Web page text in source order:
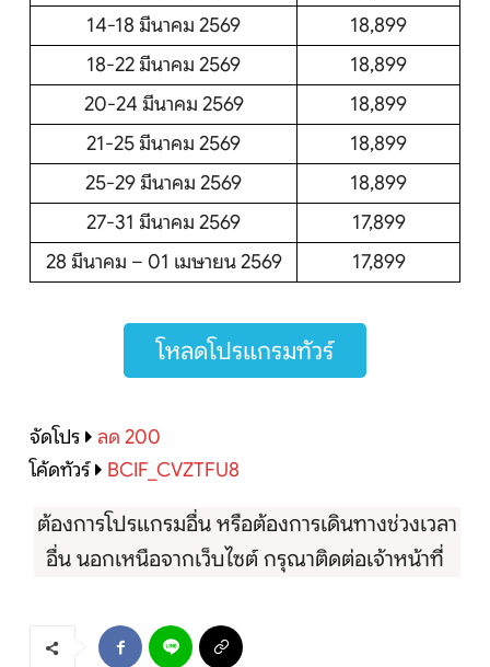
14-18 มีนาคม 2569
18,899
18-22 มีนาคม 2569
18,899
20-24 มีนาคม 2569
18,899
21-25 มีนาคม 2569
18,899
25-29 มีนาคม 2569
18,899
27-31 มีนาคม 2569
17,899
28 มีนาคม – 01 เมษายน 2569
17,899
โหลดโปรแกรมทัวร์
จัดโปร
ลด 200
โค้ดทัวร์
BCIF_CVZTFU8
ต้องการโปรแกรมอื่น หรือต้องการเดินทางช่วงเวลา
อื่น นอกเหนือจากเว็บไซต์ กรุณาติดต่อเจ้าหน้าที่